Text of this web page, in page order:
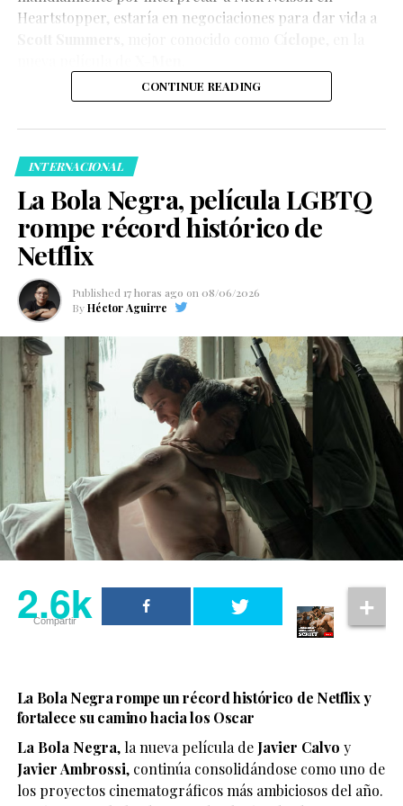
Heartstopper, estaría en negociaciones para dar vida a
CONTINUE READING
INTERNACIONAL
La Bola Negra, película LGBTQ
rompe récord histórico de
Netflix
Published 17 horas ago on 08/06/2026
By Héctor Aguirre
2.6k
Compartir
La Bola Negra rompe un récord histórico de Netflix y
fortalece su camino hacia los Oscar
La Bola Negra, la nueva película de Javier Calvo y
Javier Ambrossi, continúa consolidándose como uno de
los proyectos cinematográficos más ambiciosos del año.